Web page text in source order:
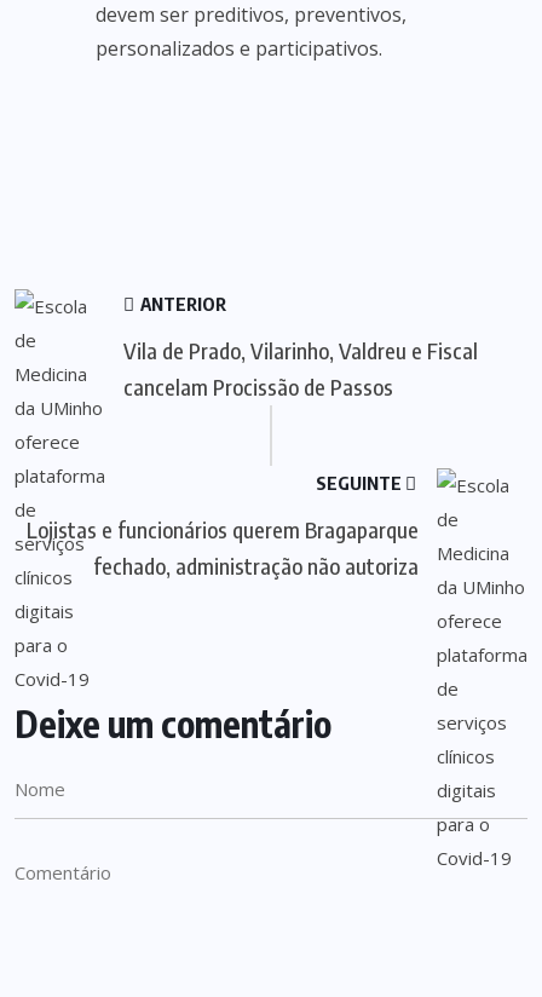
devem ser preditivos, preventivos,
personalizados e participativos.
ANTERIOR
Vila de Prado, Vilarinho, Valdreu e Fiscal
cancelam Procissão de Passos
SEGUINTE
Lojistas e funcionários querem Bragaparque
fechado, administração não autoriza
Deixe um comentário